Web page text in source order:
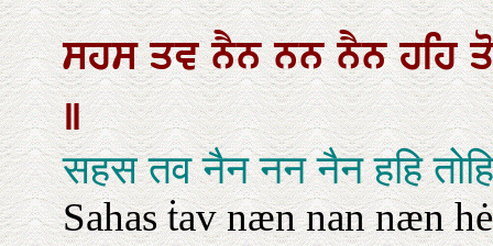
ਸਹਸਤਵਨੈਨਨਨਨੈਨਹਹਿ
॥
सहस तव नैन नन नैन हहि
Sahas ṫav næn nan næn